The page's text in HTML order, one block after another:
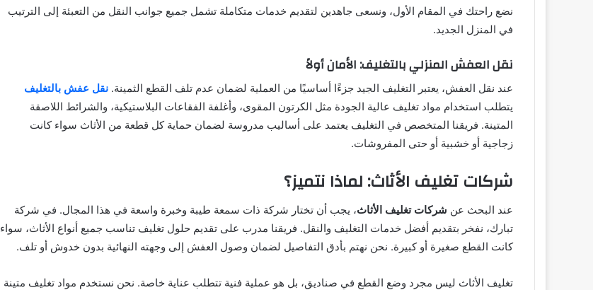
نضع راحتك في المقام الأول، ونسعى جاهدين لتقديم خدمات متكاملة تشمل جميع جوانب النقل من التعبئة إلى الترتيب
في المنزل الجديد.
نقل العفش المنزلي بالتغليف: الأمان أولاً
عند نقل العفش، يعتبر التغليف الجيد جزءًا أساسيًا من العملية لضمان عدم تلف القطع الثمينة.نقل عفش بالتغليف
يتطلب استخدام مواد تغليف عالية الجودة مثل الكرتون المقوى، وأغلفة الفقاعات البلاستيكية، والشرائط اللاصقة
المتينة. فريقنا المتخصص في التغليف يعتمد على أساليب مدروسة لضمان حماية كل قطعة من الأثاث سواء كانت
زجاجية أو خشبية أو حتى المفروشات.
شركات تغليف الأثاث: لماذا نتميز؟
عند البحث عن شركات تغليف الأثاث، يجب أن تختار شركة ذات سمعة طيبة وخبرة واسعة في هذا المجال. في شركة
تبارك، نفخر بتقديم أفضل خدمات التغليف والنقل. فريقنا مدرب على تقديم حلول تغليف تناسب جميع أنواع الأثاث، سواء
كانت القطع صغيرة أو كبيرة. نحن نهتم بأدق التفاصيل لضمان وصول العفش إلى وجهته النهائية بدون خدوش أو تلف.
تغليف الأثاث ليس مجرد وضع القطع في صناديق، بل هو عملية فنية تتطلب عناية خاصة. نحن نستخدم مواد تغليف متينة